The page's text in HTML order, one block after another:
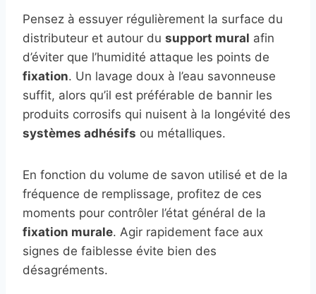
Pensez à essuyer régulièrement la surface du
distributeur et autour du support mural afin
d’éviter que l’humidité attaque les points de
fixation. Un lavage doux à l’eau savonneuse
suffit, alors qu’il est préférable de bannir les
produits corrosifs qui nuisent à la longévité des
systèmes adhésifs ou métalliques.
En fonction du volume de savon utilisé et de la
fréquence de remplissage, profitez de ces
moments pour contrôler l’état général de la
fixation murale. Agir rapidement face aux
signes de faiblesse évite bien des
désagréments.